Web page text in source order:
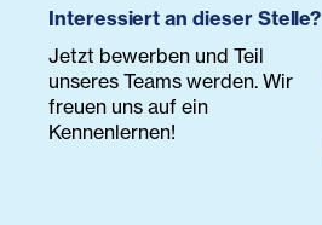
Interessiert an dieser Stelle?
Jetzt bewerben und Teil
unseres Teams werden. Wir
freuen uns auf ein
Kennenlernen!